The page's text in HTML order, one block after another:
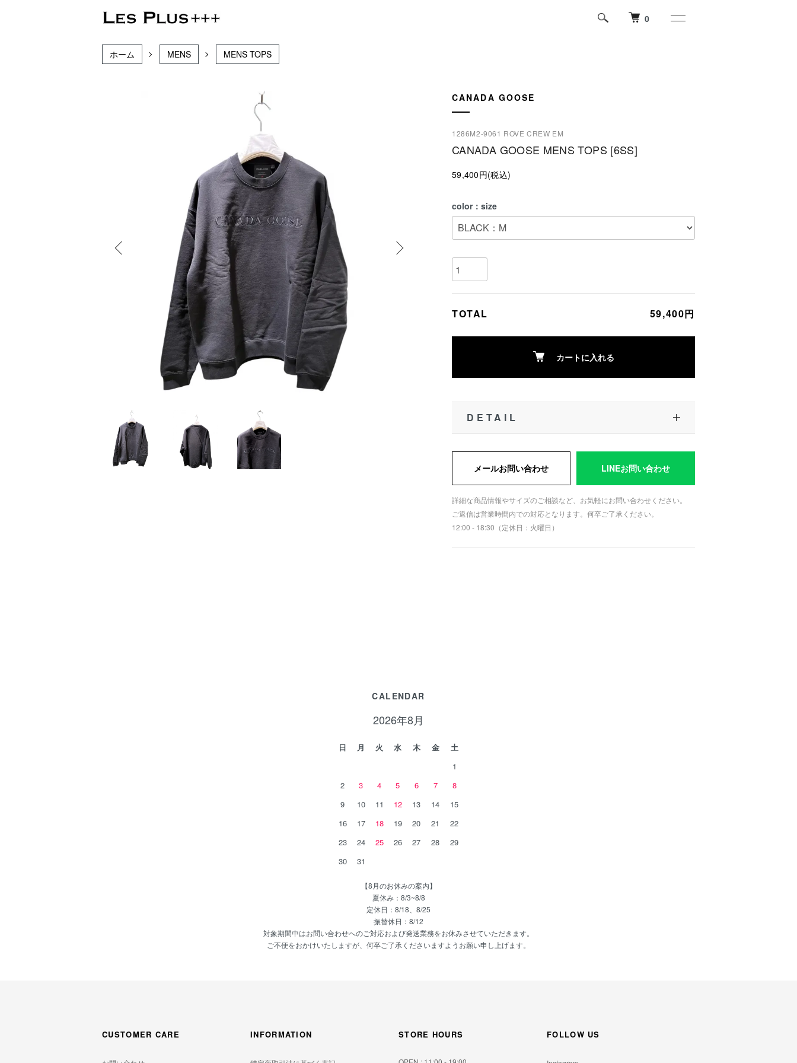
0
ホーム MENS MENS TOPS
CANADA GOOSE
1286M2-9061 ROVE CREW EM
CANADA GOOSE MENS TOPS [6SS]
59,400円(税込)
color：size
TOTAL 59,400円
カートに入れる
DETAIL
メールお問い合わせ LINEお問い合わせ
詳細な商品情報やサイズのご相談など、お気軽にお問い合わせください。
ご返信は営業時間内での対応となります。何卒ご了承ください。
12:00 - 18:30（定休日：火曜日）
CALENDAR
2026年8月
日 月 火 水 木 金
土
1
2
3 4 5 6 7
8
9
10 11 12 13 14
15
16
17 18 19 20 21
22
23
24 25 26 27 28
29
30
31
【8月のお休みの案内】
夏休み：8/3~8/8
定休日：8/18、8/25
振替休日：8/12
対象期間中はお問い合わせへのご対応および発送業務をお休みさせていただきます。
ご不便をおかけいたしますが、何卒ご了承くださいますようお願い申し上げます。
CUSTOMER CARE INFORMATION STORE HOURS FOLLOW US